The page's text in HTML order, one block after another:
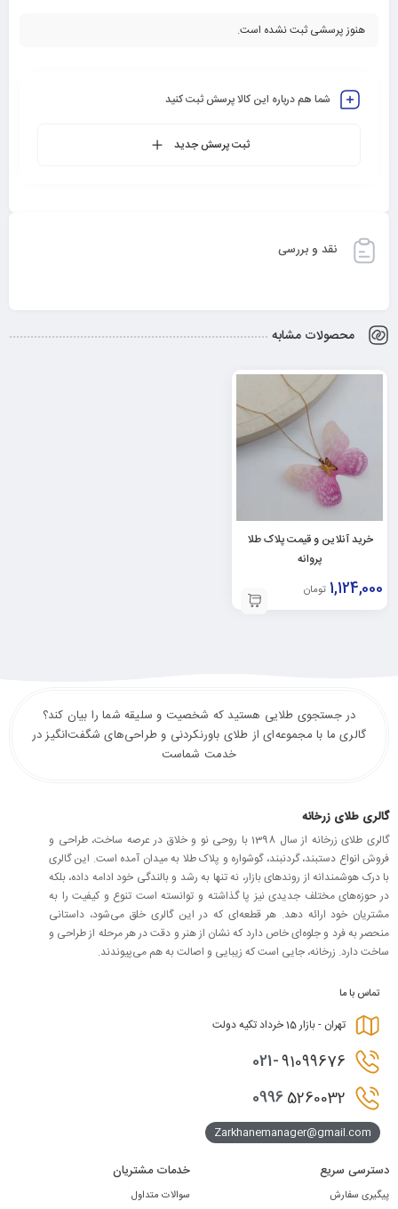
هنوز پرسشی ثبت نشده است.
شما هم درباره این کالا پرسش ثبت کنید
ثبت پرسش جدید
نقد و بررسی
محصولات مشابه
خرید آنلاین و قیمت پلاک طلا
پروانه
1,124,000 تومان
در جستجوی طلایی هستید که شخصیت و سلیقه شما را بیان کند؟
گالری ما با مجموعه‌ای از طلای باورنکردنی و طراحی‌های شگفت‌انگیز در
خدمت شماست
گالری طلای زرخانه
گالری طلای زرخانه از سال 1398 با روحی نو و خلاق در عرصه ساخت، طراحی و
فروش انواع دستبند، گردنبند، گوشواره و پلاک طلا به میدان آمده است. این گالری
با درک هوشمندانه از روندهای بازار، نه تنها به رشد و بالندگی خود ادامه داده، بلکه
در حوزه‌های مختلف جدیدی نیز پا گذاشته و توانسته است تنوع و کیفیت را به
مشتریان خود ارائه دهد. هر قطعه‌ای که در این گالری خلق می‌شود، داستانی
منحصر به فرد و جلوه‌ای خاص دارد که نشان از هنر و دقت در هر مرحله از طراحی و
ساخت دارد. زرخانه، جایی است که زیبایی و اصالت به هم می‌پیوندند.
تماس با ما
تهران - بازار 15 خرداد تکیه دولت
021-91099676
09965260032
Zarkhanemanager@gmail.com
دسترسی سریع
پیگیری سفارش
خدمات مشتریان
سوالات متداول